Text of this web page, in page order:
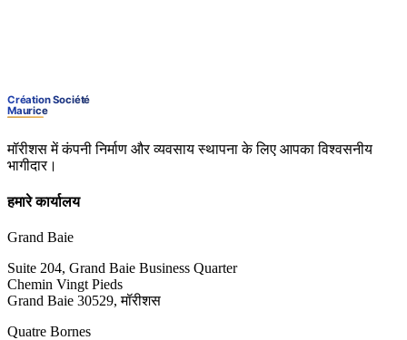
मॉरीशस में कंपनी निर्माण और व्यवसाय स्थापना के लिए आपका विश्वसनीय
भागीदार।
हमारे कार्यालय
Grand Baie
Suite 204, Grand Baie Business Quarter
Chemin Vingt Pieds
Grand Baie 30529, मॉरीशस
Quatre Bornes